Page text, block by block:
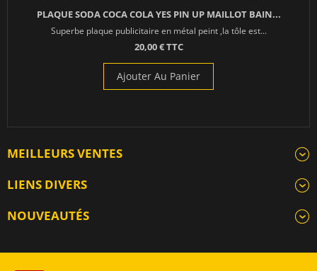
PLAQUE SODA COCA COLA YES PIN UP MAILLOT BAIN...
Superbe plaque publicitaire en métal peint ,la tôle est...
20,00 € TTC
Ajouter Au Panier
MEILLEURS VENTES
LIENS DIVERS
NOUVEAUTÉS